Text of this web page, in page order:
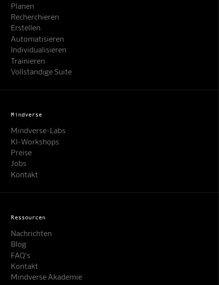
Online · KI-Assistent
Planen
Recherchieren
Erstellen
Automatisieren
Individualisieren
Trainieren
Vollständige Suite
Mindverse
Mindverse-Labs
KI-Workshops
Preise
Jobs
Kontakt
Ressourcen
Nachrichten
Blog
FAQ's
Kontakt
Mindverse Akademie